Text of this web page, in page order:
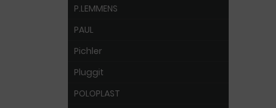
P.LEMMENS
PAUL
Pichler
Pluggit
POLOPLAST